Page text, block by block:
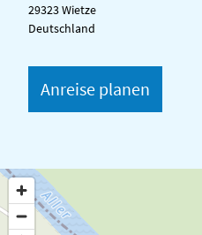
29323 Wietze
Deutschland
Anreise planen